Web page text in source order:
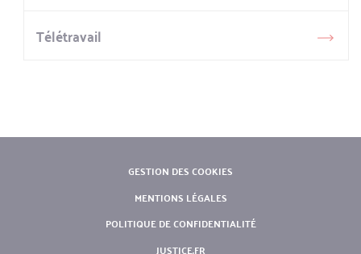
Télétravail
GESTION DES COOKIES
MENTIONS LÉGALES
POLITIQUE DE CONFIDENTIALITÉ
JUSTICE.FR